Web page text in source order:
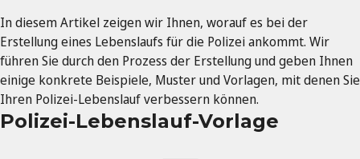
In diesem Artikel zeigen wir Ihnen, worauf es bei der
Erstellung eines Lebenslaufs für die Polizei ankommt. Wir
führen Sie durch den Prozess der Erstellung und geben Ihnen
einige konkrete Beispiele, Muster und Vorlagen, mit denen Sie
Ihren Polizei-Lebenslauf verbessern können.
Polizei-Lebenslauf-Vorlage